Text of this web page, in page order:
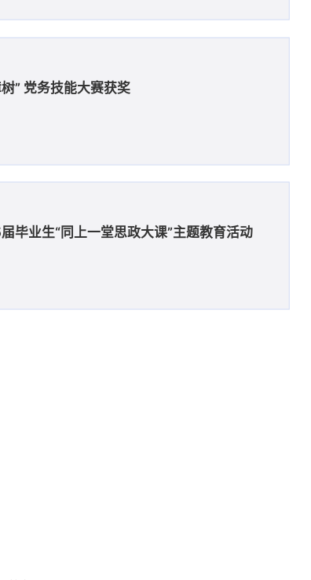
” 党务技能大赛获奖
毕业生“同上一堂思政大课”主题教育活动